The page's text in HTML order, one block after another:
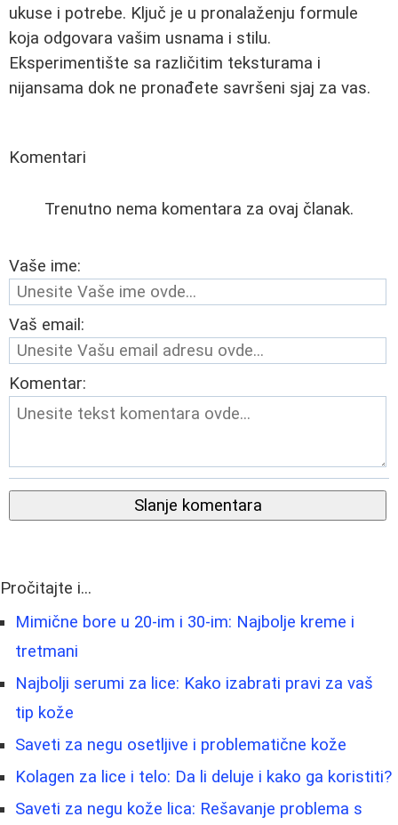
ukuse i potrebe. Ključ je u pronalaženju formule
koja odgovara vašim usnama i stilu.
Eksperimentište sa različitim teksturama i
nijansama dok ne pronađete savršeni sjaj za vas.
Komentari
Trenutno nema komentara za ovaj članak.
Vaše ime:
Vaš email:
Komentar:
Slanje komentara
Pročitajte i...
Mimične bore u 20-im i 30-im: Najbolje kreme i
tretmani
Najbolji serumi za lice: Kako izabrati pravi za vaš
tip kože
Saveti za negu osetljive i problematične kože
Kolagen za lice i telo: Da li deluje i kako ga koristiti?
Saveti za negu kože lica: Rešavanje problema s